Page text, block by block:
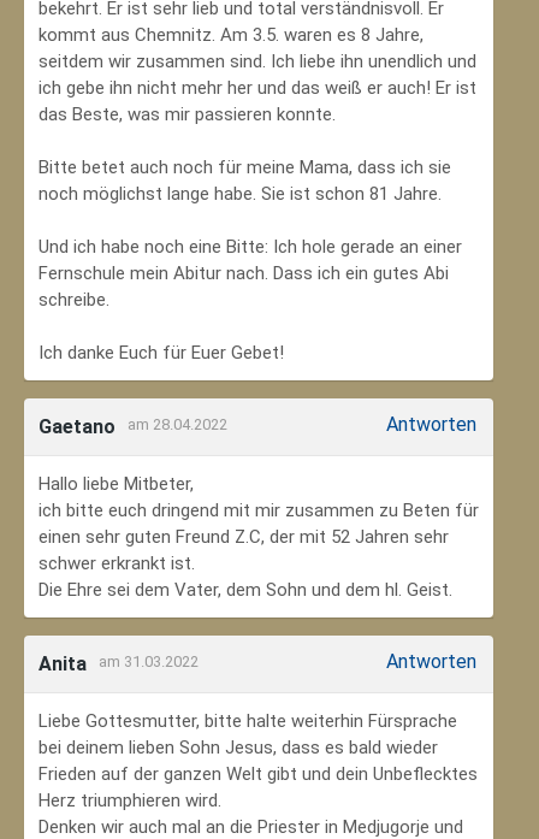
bekehrt. Er ist sehr lieb und total verständnisvoll. Er
kommt aus Chemnitz. Am 3.5. waren es 8 Jahre,
seitdem wir zusammen sind. Ich liebe ihn unendlich und
ich gebe ihn nicht mehr her und das weiß er auch! Er ist
das Beste, was mir passieren konnte.
Bitte betet auch noch für meine Mama, dass ich sie
noch möglichst lange habe. Sie ist schon 81 Jahre.
Und ich habe noch eine Bitte: Ich hole gerade an einer
Fernschule mein Abitur nach. Dass ich ein gutes Abi
schreibe.
Ich danke Euch für Euer Gebet!
Gaetano am 28.04.2022 Antworten
Hallo liebe Mitbeter,
ich bitte euch dringend mit mir zusammen zu Beten für
einen sehr guten Freund Z.C, der mit 52 Jahren sehr
schwer erkrankt ist.
Die Ehre sei dem Vater, dem Sohn und dem hl. Geist.
Anita am 31.03.2022 Antworten
Liebe Gottesmutter, bitte halte weiterhin Fürsprache
bei deinem lieben Sohn Jesus, dass es bald wieder
Frieden auf der ganzen Welt gibt und dein Unbeflecktes
Herz triumphieren wird.
Denken wir auch mal an die Priester in Medjugorje und